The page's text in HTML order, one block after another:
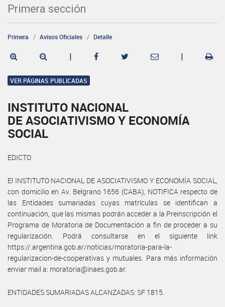
Primera sección
Primera Avisos Oficiales Detalle
| |
VER PÁGINAS PUBLICADAS
INSTITUTO NACIONAL
DE ASOCIATIVISMO Y ECONOMÍA
SOCIAL
EDICTO
El INSTITUTO NACIONAL DE ASOCIATIVISMO Y ECONOMÍA SOCIAL,
con domicilio en Av. Belgrano 1656 (CABA), NOTIFICA respecto de
las Entidades sumariadas cuyas matrículas se identifican a
continuación, que las mismas podrán acceder a la Preinscripción el
Programa de Moratoria de Documentación a fin de proceder a su
regularización. Podrá consultarse en el siguiente link
https://.argentina.gob.ar/noticias/moratoria-para-la-
regularizacion-de-cooperativas y mutuales. Para más información
enviar mail a: moratoria@inaes.gob.ar.
ENTIDADES SUMARIADAS ALCANZADAS: SF 1815.